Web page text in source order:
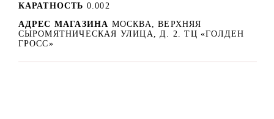
КАРАТНОСТЬ 0.002
АДРЕС МАГАЗИНА МОСКВА, ВЕРХНЯЯ
СЫРОМЯТНИЧЕСКАЯ УЛИЦА, Д. 2. ТЦ «ГОЛДЕН
ГРОСС»